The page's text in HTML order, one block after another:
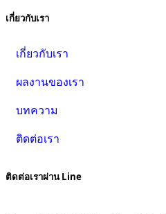
เกี่ยวกับเรา
เกี่ยวกับเรา
ผลงานของเรา
บทความ
ติดต่อเรา
ติดต่อเราผ่าน Line